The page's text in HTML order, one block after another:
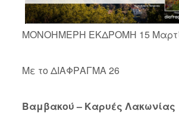
ΜΟΝΟΗΜΕΡΗ ΕΚΔΡΟΜΗ 15
Με το ΔΙΑΦΡΑΓΜΑ 26
Βαμβακού – Καρυές Λακωνίας